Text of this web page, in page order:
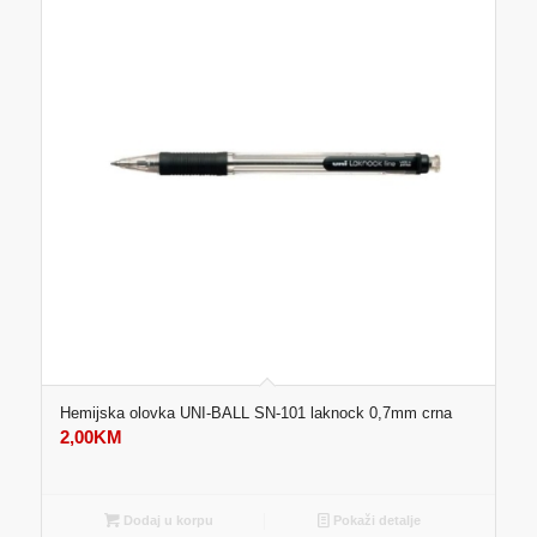
Hemijska olovka UNI-BALL SN-101 laknock 0,7mm crna
2,00KM
Dodaj u korpu Pokaži detalje